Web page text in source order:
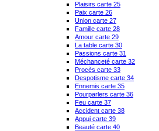
Plaisirs carte 25
Paix carte 26
Union carte 27
Famille carte 28
Amour carte 29
La table carte 30
Passions carte 31
Méchanceté carte 32
Procès carte 33
Despotisme carte 34
Ennemis carte 35
Pourparlers carte 36
Feu carte 37
Accident carte 38
Appui carte 39
Beauté carte 40